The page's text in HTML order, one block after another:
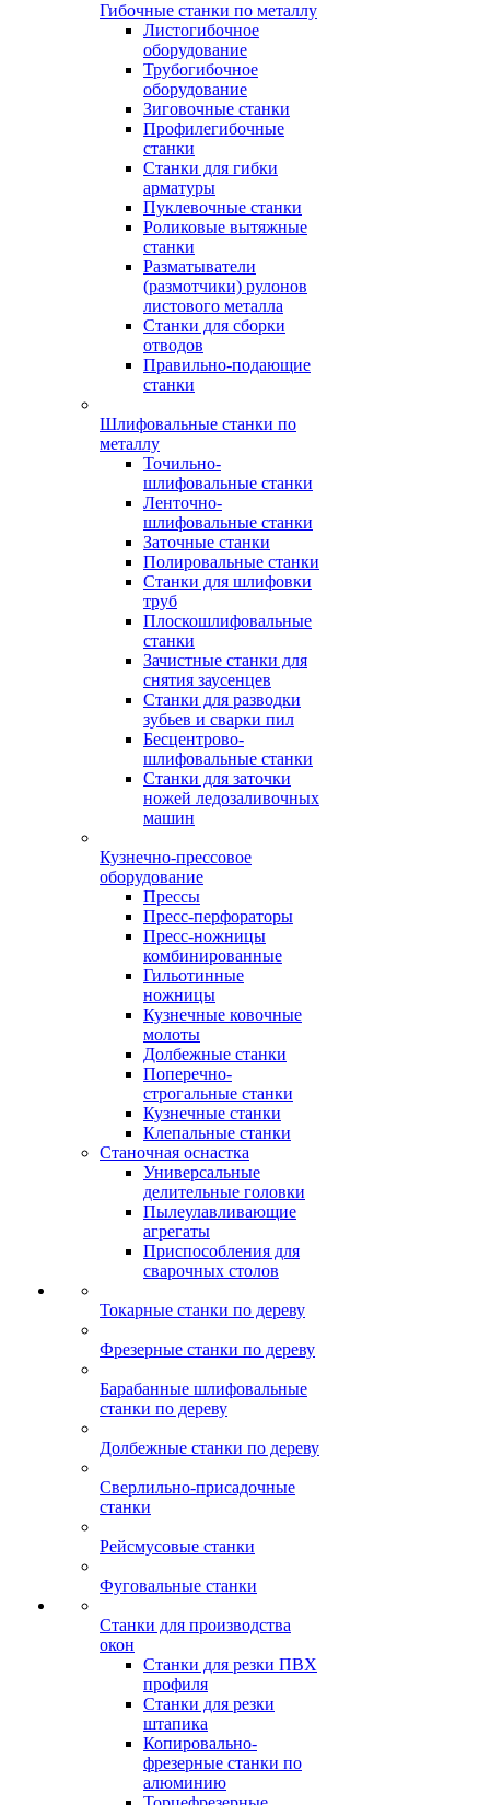
Гибочные станки по металлу
Листогибочное
оборудование
Трубогибочное
оборудование
Зиговочные станки
Профилегибочные
станки
Станки для гибки
арматуры
Пуклевочные станки
Роликовые вытяжные
станки
Разматыватели
(размотчики) рулонов
листового металла
Станки для сборки
отводов
Правильно-подающие
станки
Шлифовальные станки по
металлу
Точильно-
шлифовальные станки
Ленточно-
шлифовальные станки
Заточные станки
Полировальные станки
Станки для шлифовки
труб
Плоскошлифовальные
станки
Зачистные станки для
снятия заусенцев
Станки для разводки
зубьев и сварки пил
Бесцентрово-
шлифовальные станки
Станки для заточки
ножей ледозаливочных
машин
Кузнечно-прессовое
оборудование
Прессы
Пресс-перфораторы
Пресс-ножницы
комбинированные
Гильотинные
ножницы
Кузнечные ковочные
молоты
Долбежные станки
Поперечно-
строгальные станки
Кузнечные станки
Клепальные станки
Станочная оснастка
Универсальные
делительные головки
Пылеулавливающие
агрегаты
Приспособления для
сварочных столов
Токарные станки по дереву
Фрезерные станки по дереву
Барабанные шлифовальные
станки по дереву
Долбежные станки по дереву
Сверлильно-присадочные
станки
Рейсмусовые станки
Фуговальные станки
Станки для производства
окон
Станки для резки ПВХ
профиля
Станки для резки
штапика
Копировально-
фрезерные станки по
алюминию